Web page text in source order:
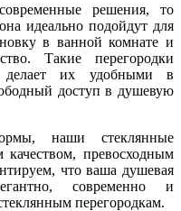
решения, то
идеально подойдут для
в ванной комнате и
Такие перегородки
делает их удобными в
доступ в душевую
наши стеклянные
качеством, превосходным
что ваша душевая
современно и
перегородкам.